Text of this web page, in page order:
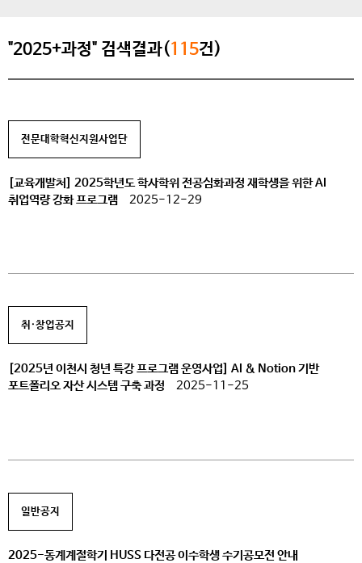
"2025+과정" 검색결과(115건)
전문대학혁신지원사업단
[교육개발처] 2025학년도 학사학위 전공심화과정 재학생을 위한 AI
취업역량 강화 프로그램
2025-12-29
취·창업공지
[2025년 이천시 청년 특강 프로그램 운영사업] AI & Notion 기반
포트폴리오 자산 시스템 구축 과정
2025-11-25
일반공지
2025-동계계절학기 HUSS 다전공 이수학생 수기공모전 안내